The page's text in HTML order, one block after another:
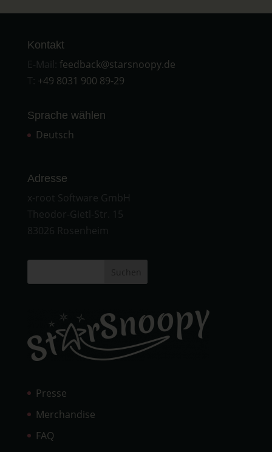
Kontakt
E-Mail: feedback@starsnoopy.de
T: +49 8031 900 89-29
Sprache wählen
Deutsch
Adresse
x-root Software GmbH
Theodor-Gietl-Str. 15
83026 Rosenheim
Suchen
Presse
Merchandise
FAQ